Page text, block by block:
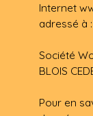
Internet
adressé à :
Société
BLOIS
Pour en